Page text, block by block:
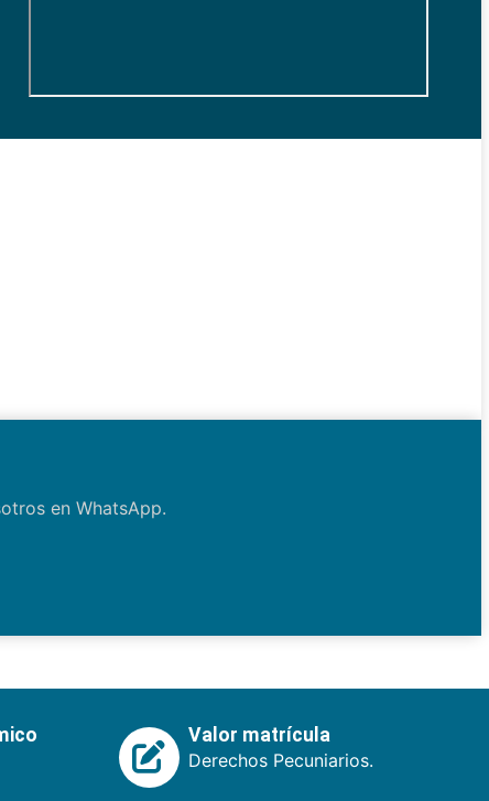
en WhatsApp.
Valor matrícula
Derechos Pecuniarios.